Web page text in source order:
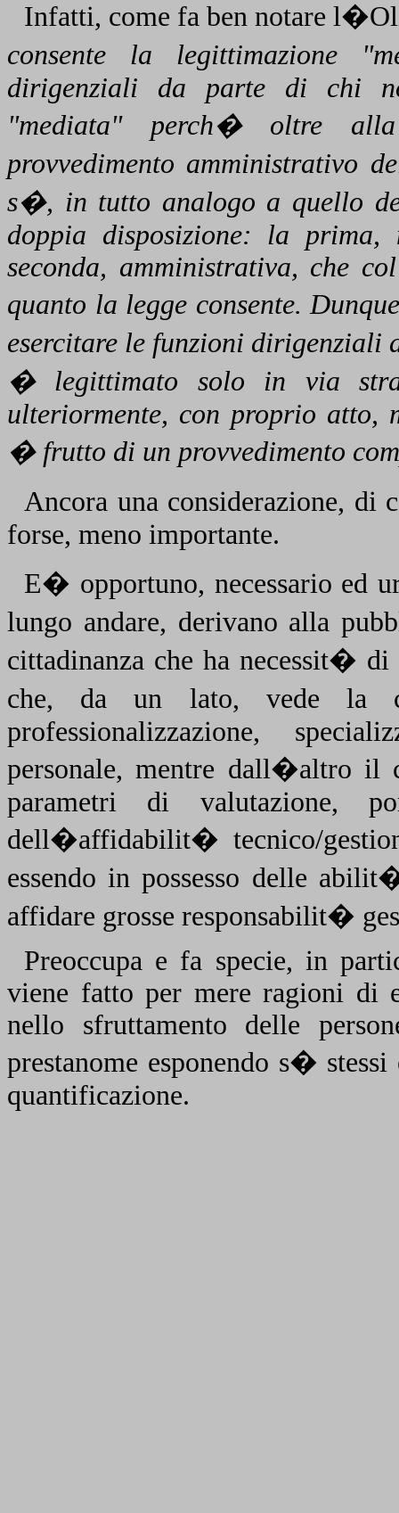
Infatti, come fa ben notare
consente la legittimazione
dirigenziali da parte di chi
"mediata" perch� oltre
provvedimento amministrativo
s�, in tutto analogo a quello
doppia disposizione: la
seconda, amministrativa, che
quanto la legge consente.
esercitare le funzioni
� legittimato solo in via
ulteriormente, con proprio atto,
� frutto di un provvedimento
Ancora una considerazione, di
forse, meno importante.
E� opportuno, necessario ed
lungo andare, derivano alla
cittadinanza che ha necessit�
che, da un lato, vede la
professionalizzazione,
personale, mentre dall�altro il
parametri di valutazione,
dell�affidabilit� tecnico/
essendo in possesso delle
affidare grosse responsabilit�
Preoccupa e fa specie, in
viene fatto per mere ragioni di
nello sfruttamento delle
prestanome esponendo s�
quantificazione.